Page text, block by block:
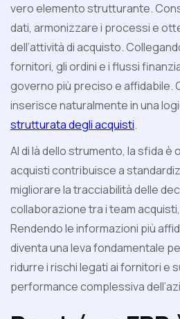
vero elemento strutturante.
dati, armonizzare i processi e
dell’attività di acquisto.
fornitori, gli ordini e i flussi
governo più preciso e affidabile.
inserisce naturalmente in una
strutturata degli acquisti.
Al di là dello strumento, la sfida è
acquisti contribuisce a
migliorare la tracciabilità delle
collaborazione tra i team
Rendendo le informazioni più
diventa una leva fondamentale
ridurre i rischi legati ai fornitori e
performance complessiva